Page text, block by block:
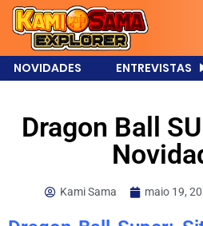
NOVIDADES ENTREVISTAS
Dragon Ball
Kami Sama maio 19,